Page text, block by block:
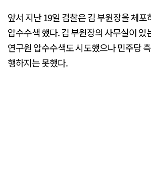
앞서 지난 19일 검찰은 김 부원장을 체
압수수색 했다. 김 부원장의 사무실이 있
연구원 압수수색도 시도했으나 민주당
행하지는 못했다.